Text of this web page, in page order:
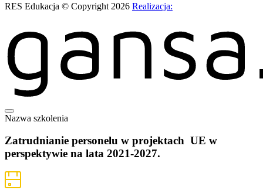
RES Edukacja © Copyright 2026 Realizacja:
Nazwa szkolenia
Zatrudnianie personelu w projektach UE w
perspektywie na lata 2021-2027.